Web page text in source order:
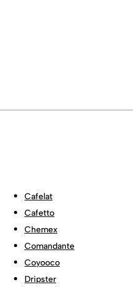
Cafelat
Cafetto
Chemex
Comandante
Coyooco
Dripster